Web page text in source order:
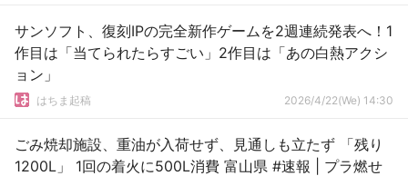
サンソフト、復刻IPの完全新作ゲームを2週連続発表へ！1
作目は「当てられたらすごい」2作目は「あの白熱アクシ
ョン」
はちま起稿 2026/4/22(We) 14:30
ごみ焼却施設、重油が入荷せず、見通しも立たず 「残り
1200L」 1回の着火に500L消費 富山県 #速報 | プラ燃せ